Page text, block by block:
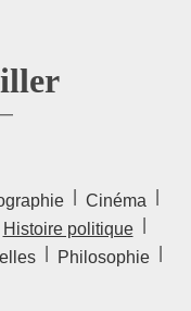
Cinéma
Histoire politique
Philosophie